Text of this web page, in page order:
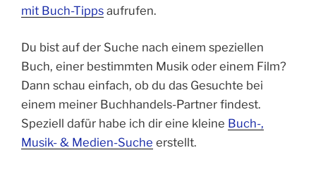
mit Buch-Tipps aufrufen.
Du bist auf der Suche nach einem speziellen
Buch, einer bestimmten Musik oder einem Film?
Dann schau einfach, ob du das Gesuchte bei
einem meiner Buchhandels-Partner findest.
Speziell dafür habe ich dir eine kleine Buch-,
Musik- & Medien-Suche erstellt.